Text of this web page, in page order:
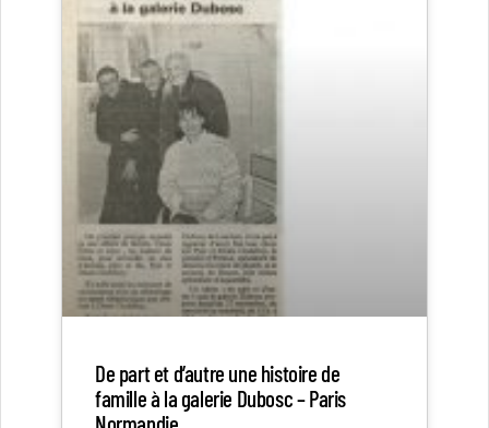
De part et d’autre une histoire de
famille à la galerie Dubosc – Paris